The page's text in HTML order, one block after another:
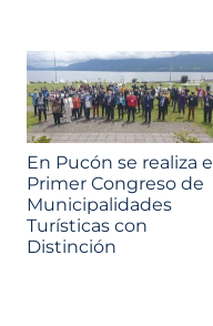
En Pucón se realiza el
Primer Congreso de
Municipalidades
Turísticas con
Distinción